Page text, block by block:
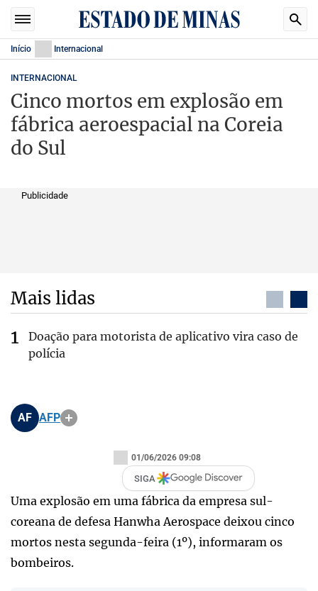
Início Internacional
INTERNACIONAL
Cinco mortos em explosão em
fábrica aeroespacial na Coreia
do Sul
Publicidade
Mais lidas
Doação para motorista de aplicativo vira caso de
polícia
AF AFP
01/06/2026 09:08
SIGA
Uma explosão em uma fábrica da empresa sul-
coreana de defesa Hanwha Aerospace deixou cinco
mortos nesta segunda-feira (1º), informaram os
bombeiros.